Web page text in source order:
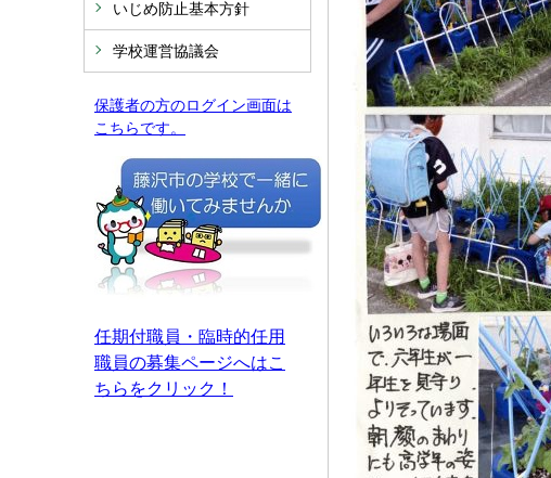
いじめ防止基本方針
学校運営協議会
保護者の方のログイン画面は
こちらです。
任期付職員・臨時的任用
職員の募集ページへはこ
ちらをクリック！